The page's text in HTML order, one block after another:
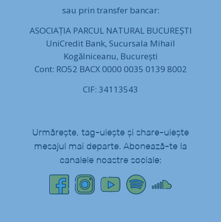
sau prin transfer bancar:
ASOCIAȚIA PARCUL NATURAL BUCUREȘTI
UniCredit Bank, Sucursala Mihail
Kogălniceanu, București
Cont: RO52 BACX 0000 0035 0139 8002
CIF: 34113543
Urmărește, tag-uiește și share-uiește
mesajul mai departe. Abonează-te la
canalele noastre sociale: